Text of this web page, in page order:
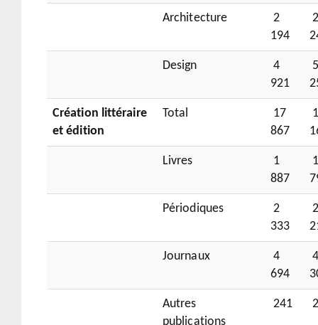
Architecture
2
194
Design
4
921
Création littéraire
et édition
Total
17
867
Livres
1
887
Périodiques
2
333
Journaux
4
694
Autres
publications
241